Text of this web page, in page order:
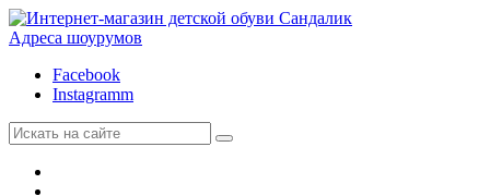
Адреса шоурумов
Facebook
Instagramm